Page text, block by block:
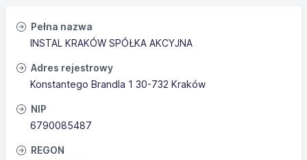
Pełna nazwa
INSTAL KRAKÓW SPÓŁKA AKCYJNA
Adres rejestrowy
Konstantego Brandla 1 30-732 Kraków
NIP
6790085487
REGON